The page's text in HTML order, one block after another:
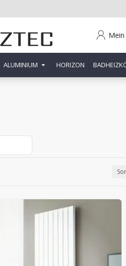
ALUMINIUM HORIZON